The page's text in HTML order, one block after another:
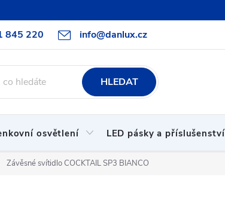
845 220 info@danlux.cz
O nás B2B spolupráce Hodnocení obchodu
HLEDAT
osvětlení LED pásky a příslušenství
Závěsné svítidlo COCKTAIL SP3 BIANCO